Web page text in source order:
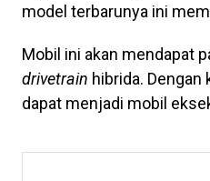
model terbarunya ini
Mobil ini akan mendapat
drivetrain hibrida.
dapat menjadi mobil